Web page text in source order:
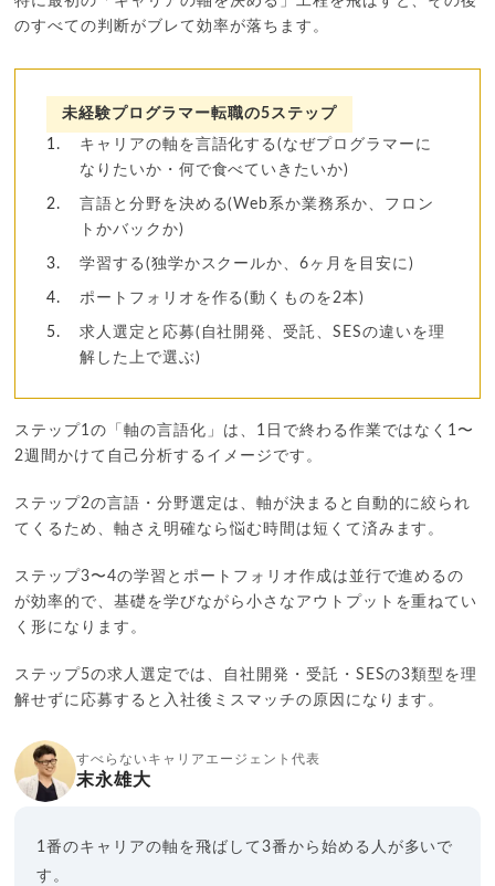
のすべての判断がブレて効率が落ちます。
未経験プログラマー転職の5ステップ
キャリアの軸を言語化する(なぜプログラマーに
なりたいか・何で食べていきたいか)
言語と分野を決める(Web系か業務系か、フロン
トかバックか)
学習する(独学かスクールか、6ヶ月を目安に)
ポートフォリオを作る(動くものを2本)
求人選定と応募(自社開発、受託、SESの違いを理
解した上で選ぶ)
ステップ1の「軸の言語化」は、1日で終わる作業ではなく1〜
2週間かけて自己分析するイメージです。
ステップ2の言語・分野選定は、軸が決まると自動的に絞られ
てくるため、軸さえ明確なら悩む時間は短くて済みます。
ステップ3〜4の学習とポートフォリオ作成は並行で進めるの
が効率的で、基礎を学びながら小さなアウトプットを重ねてい
く形になります。
ステップ5の求人選定では、自社開発・受託・SESの3類型を理
解せずに応募すると入社後ミスマッチの原因になります。
すべらないキャリアエージェント代表
末永雄大
1番のキャリアの軸を飛ばして3番から始める人が多いで
す。